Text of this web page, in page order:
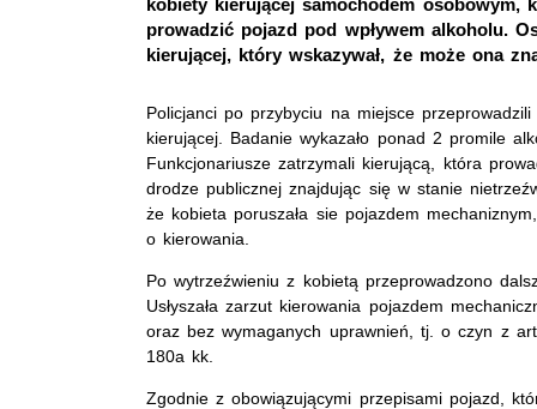
kobiety kierującej samochodem osobowym,
prowadzić pojazd pod wpływem alkoholu.
kierującej, który wskazywał, że może ona
Policjanci po przybyciu na miejsce
kierującej. Badanie wykazało ponad 2 promile
Funkcjonariusze zatrzymali kierującą, która
drodze publicznej znajdując się w stanie
że kobieta poruszała sie pojazdem
o kierowania.
Po wytrzeźwieniu z kobietą przeprowadzono
Usłyszała zarzut kierowania pojazdem
oraz bez wymaganych uprawnień, tj. o czyn z
180a kk.
Zgodnie z obowiązującymi przepisami pojazd,